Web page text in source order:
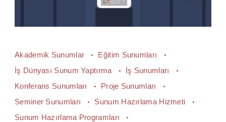
Akademik Sunumlar
Eğitim Sunumları
İş Dünyası Sunum Yaptırma
İş Sunumları
Konferans Sunumları
Proje Sunumları
Seminer Sunumları
Sunum Hazırlama Hizmeti
Sunum Hazırlama Programları